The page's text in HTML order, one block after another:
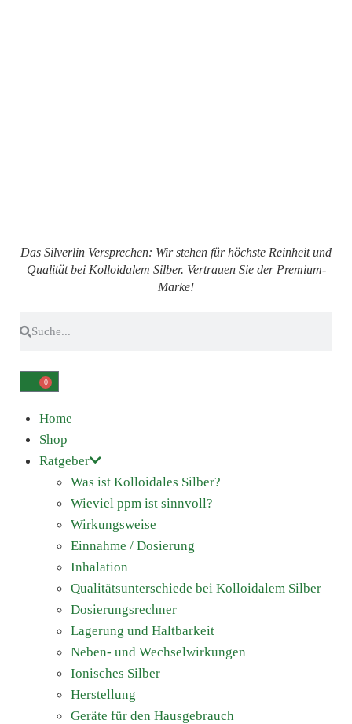
Das Silverlin Versprechen: Wir stehen für höchste Reinheit und
Qualität bei Kolloidalem Silber. Vertrauen Sie der Premium-
Marke!
0
Home
Shop
Ratgeber
Was ist Kolloidales Silber?
Wieviel ppm ist sinnvoll?
Wirkungsweise
Einnahme / Dosierung
Inhalation
Qualitätsunterschiede bei Kolloidalem Silber
Dosierungsrechner
Lagerung und Haltbarkeit
Neben- und Wechselwirkungen
Ionisches Silber
Herstellung
Geräte für den Hausgebrauch